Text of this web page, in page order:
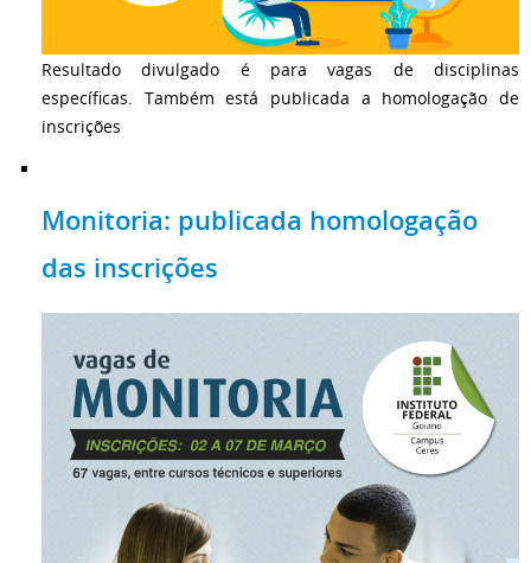
Resultado divulgado é para vagas de disciplinas
específicas. Também está publicada a homologação de
inscrições
Monitoria: publicada homologação
das inscrições